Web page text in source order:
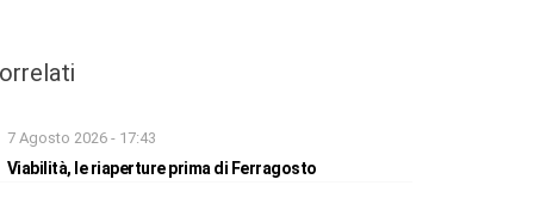
7 Agosto 2026 - 17:43
Viabilità, le riaperture prima di Ferragosto